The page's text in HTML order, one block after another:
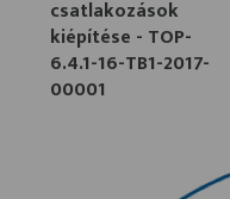
csatlakozások
kiépítése - TOP-
6.4.1-16-TB1-2017-
00001